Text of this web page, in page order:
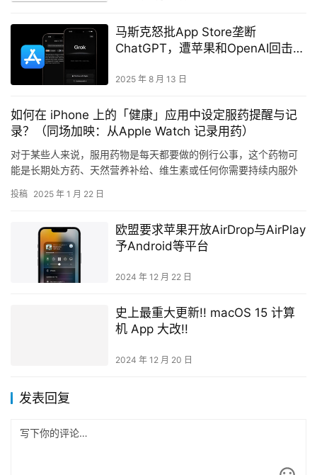
马斯克怒批App Store垄断
ChatGPT，遭苹果和OpenAI回击掀
2025 年 8 月 13 日
如何在 iPhone 上的「健康」应用中设定服药提醒与记
录？（同场加映：从Apple Watch 记录用药）
对于某些人来说，服用药物是每天都要做的例行公事，这个药物可
能是长期处方药、天然营养补给、维生素或任何你需要持续内服外
品的人…
投稿 2025 年 1 月 22 日
欧盟要求苹果开放AirDrop与AirPlay
予Android等平台
2024 年 12 月 22 日
史上最重大更新!! macOS 15 计算
机 App 大改!!
2024 年 12 月 20 日
发表回复